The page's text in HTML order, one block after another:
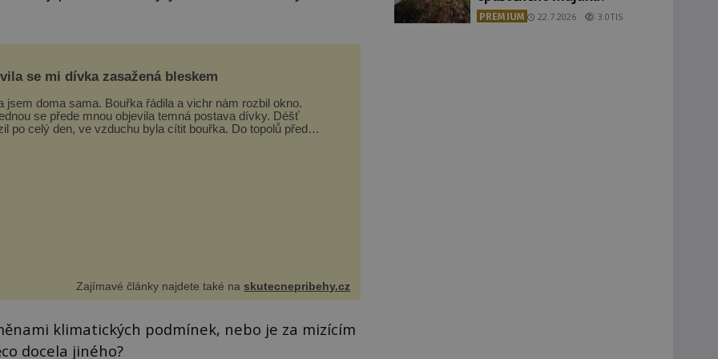
se mi dívka zasažená bleskem
jsem doma sama. Bouřka řádila a vichr nám rozbil okno.
se přede mnou objevila temná postava dívky. Déšť
po celý den, ve vzduchu byla cítit bouřka. Do topolů před
Zajímavé články najdete také naskutecnepribehy.cz
klimatických podmínek, nebo je za mizícím
docela jiného?
PREMIUM 22.7.2026 3.0TIS